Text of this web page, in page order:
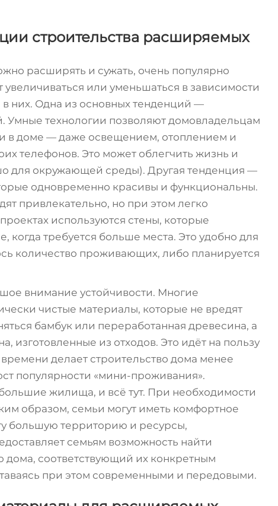
строительства расширяемых
расширять и сужать, очень популярно
увеличиваться или уменьшаться в зависимости
них. Одна из основных тенденций —
Умные технологии позволяют домовладельцам
в доме — даже освещением, отоплением и
телефонов. Это может облегчить жизнь и
для окружающей среды). Другая тенденция —
одновременно красивы и функциональны.
привлекательно, но при этом легко
используются стены, которые
требуется больше места. Это удобно для
количество проживающих, либо планируется
внимание устойчивости. Многие
чистые материалы, которые не вредят
бамбук или переработанная древесина, а
изготовленные из отходов. Это идёт на пользу
делает строительство дома менее
популярности «мини-проживания».
жилища, и всё тут. При необходимости
образом, семьи могут иметь комфортное
большую территорию и ресурсы,
семьям возможность найти
соответствующий их конкретным
при этом современными и передовыми.